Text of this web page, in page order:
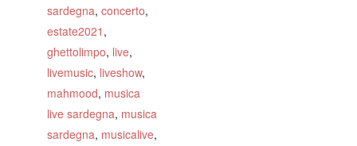
sardegna, concerto,
estate2021 ,
ghettolimpo, live,
livemusic, liveshow,
mahmood, musica
live sardegna, musica
sardegna, musicalive,